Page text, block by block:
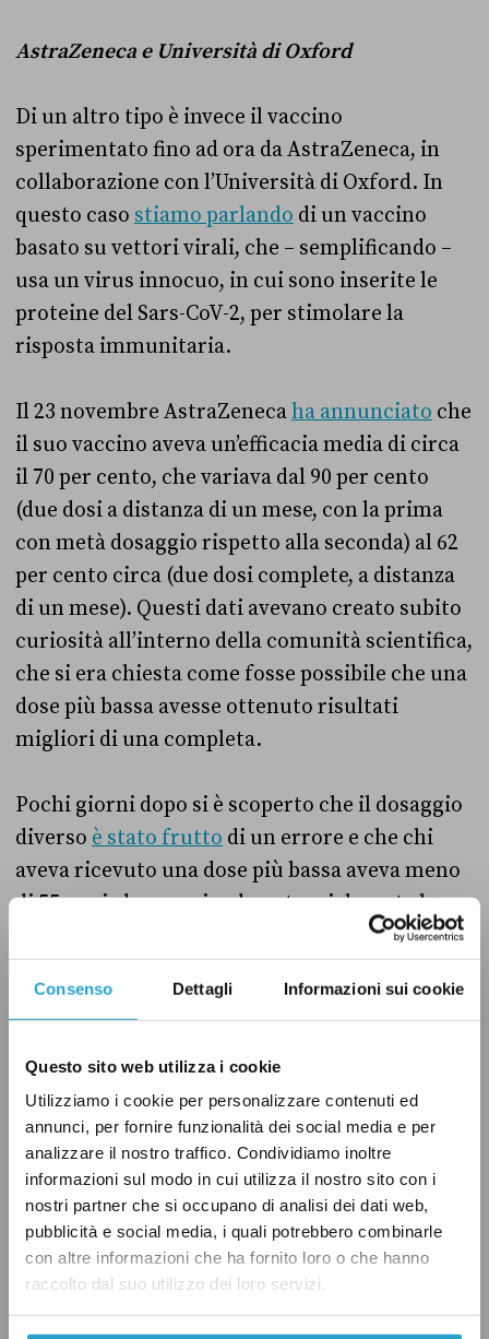
Consenso Dettagli Informazioni sui cookie
Questo sito web utilizza i cookie
Utilizziamo i cookie per personalizzare contenuti ed
annunci, per fornire funzionalità dei social media e per
analizzare il nostro traffico. Condividiamo inoltre
informazioni sul modo in cui utilizza il nostro sito con i
nostri partner che si occupano di analisi dei dati web,
pubblicità e social media, i quali potrebbero combinarle
con altre informazioni che ha fornito loro o che hanno
raccolto dal suo utilizzo dei loro servizi.
AstraZeneca e Università di Oxford
Di un altro tipo è invece il vaccino
sperimentato fino ad ora da AstraZeneca, in
collaborazione con l’Università di Oxford. In
questo caso stiamo parlando di un vaccino
basato su vettori virali, che – semplificando –
usa un virus innocuo, in cui sono inserite le
proteine del Sars-CoV-2, per stimolare la
risposta immunitaria.
Il 23 novembre AstraZenecaha annunciato che
il suo vaccino aveva un’efficacia media di circa
il 70 per cento, che variava dal 90 per cento
(due dosi a distanza di un mese, con la prima
con metà dosaggio rispetto alla seconda) al 62
per cento circa (due dosi complete, a distanza
di un mese). Questi dati avevano creato subito
curiosità all’interno della comunità scientifica,
che si era chiesta come fosse possibile che una
dose più bassa avesse ottenuto risultati
migliori di una completa.
Pochi giorni dopo si è scoperto che il dosaggio
diverso è stato frutto di un errore e che chi
aveva ricevuto una dose più bassa aveva meno
di 55 anni, danneggiando potenzialmente la
coerenza dei risultati raccolti. Al momento sui
traguardi raggiunti da AstraZeneca – su cui,
tra l’altro,
ha puntatomolto la comunicazione
interrogativo.
Tempistiche e limiti
Arriviamo così alla domanda delle domande:
quando saranno disponibili le prime dosi dei
vaccini? Una risposta certa ancora non c’è,
anche se le scadenze sembrano delinearsi con
maggiore chiarezza all’orizzonte. Restano però